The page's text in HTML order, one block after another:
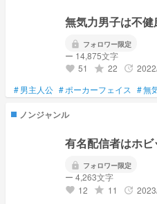
無気力男子は不健
lock フォロワー限定
ー 14,875文字
favorite 51 grade 22 update
#男主人公 #ポーカーフェイス #無
ノンジャンル
有名配信者はホビ
lock フォロワー限定
ー 4,263文字
favorite 12 grade 11 update